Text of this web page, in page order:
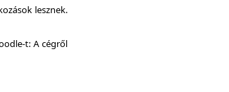
lesznek.
t: A cégről